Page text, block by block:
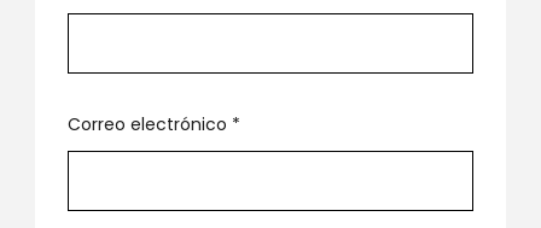
Correo electrónico *